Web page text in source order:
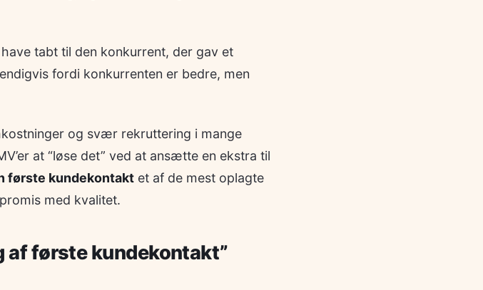
tabt til den konkurrent, der gav et
fordi konkurrenten er bedre, men
og svær rekruttering i mange
at “løse det” ved at ansætte en ekstra til
første kundekontakt et af de mest oplagte
med kvalitet.
af første kundekontakt”